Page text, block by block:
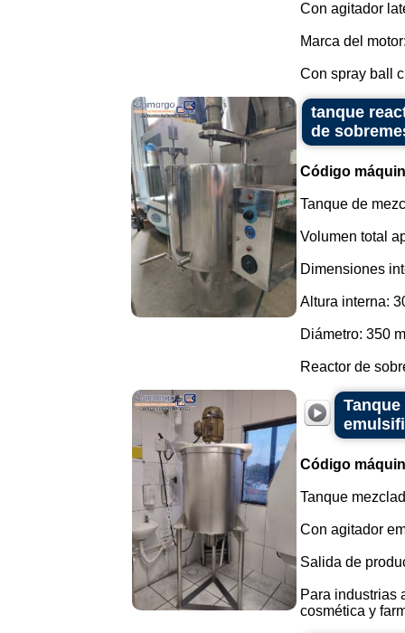
Con agitador
Marca del
Con spray ball
tanque
de
Código
Tanque de
Volumen total
Dimensiones
Altura interna:
Diámetro: 350
Reactor de
Código
Tanque
Con agitador
Salida de
Para industrias
cosmética y